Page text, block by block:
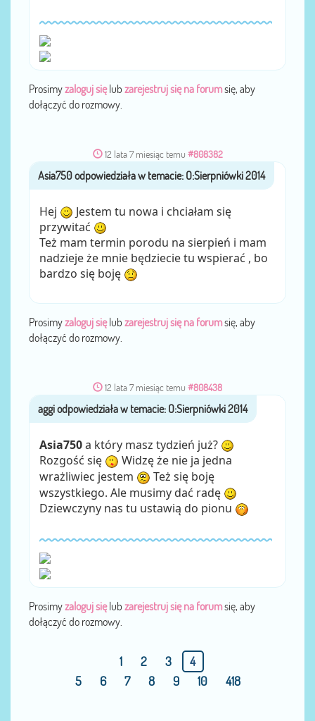
Prosimyzaloguj sięlub zarejestruj się na forumsię, aby
dołączyć do rozmowy.
12 lata 7 miesiąc temu #808382
przez Asia750
Hej
Jestem tu nowa i chciałam się
przywitać
Też mam termin porodu na sierpień i mam
nadzieje że mnie będziecie tu wspierać , bo
bardzo się boję
Prosimyzaloguj sięlub zarejestruj się na forumsię, aby
dołączyć do rozmowy.
12 lata 7 miesiąc temu #808438
przezaggi
Asia750a który masz tydzień już?
Rozgość się
Widzę że nie ja jedna
wrażliwiec jestem
Też się boję
wszystkiego. Ale musimy dać radę
Dziewczyny nas tu ustawią do pionu
Prosimyzaloguj sięlub zarejestruj się na forumsię, aby
dołączyć do rozmowy.
1 2 3
4
5
6 7 8 9 10 418